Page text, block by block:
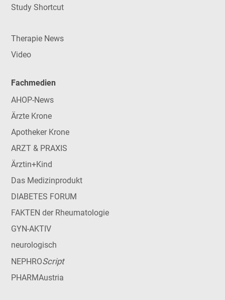
Study Shortcut
Therapie News
Video
Fachmedien
AHOP-News
Ärzte Krone
Apotheker Krone
ARZT & PRAXIS
Ärztin+Kind
Das Medizinprodukt
DIABETES FORUM
FAKTEN der Rheumatologie
GYN-AKTIV
neurologisch
NEPHROScript
PHARMAustria